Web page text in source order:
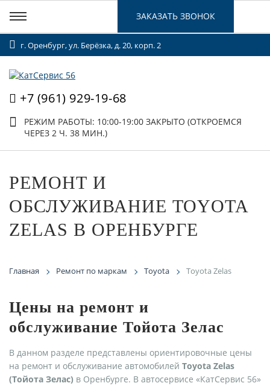
г. Оренбург, ул. Берёзка, д. 20, корп. 2
+7 (961) 929-19-68
РЕЖИМ РАБОТЫ: 10:00-19:00 ЗАКРЫТО (ОТКРОЕМСЯ
ЧЕРЕЗ 2 Ч. 38 МИН.)
ЗАКАЗАТЬ ЗВОНОК
РЕМОНТ И
ОБСЛУЖИВАНИЕ TOYOTA
ZELAS В ОРЕНБУРГЕ
Главная Ремонт по маркам Toyota Toyota Zelas
Цены на ремонт и
обслуживание Тойота Зелас
В данном разделе представлены ориентировочные цены
на ремонт и обслуживание автомобилей Toyota Zelas
(Тойота Зелас) в Оренбурге. В автосервисе «КатСервис 56»